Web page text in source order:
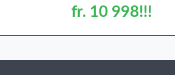
fr. 10 998!!!